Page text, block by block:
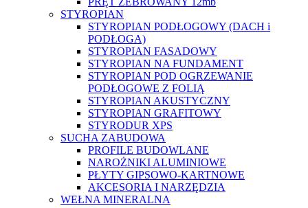
STYROPIAN
STYROPIAN PODŁOGOWY (DACH i
PODŁOGA)
STYROPIAN FASADOWY
STYROPIAN NA FUNDAMENT
STYROPIAN POD OGRZEWANIE
PODŁOGOWE Z FOLIĄ
STYROPIAN AKUSTYCZNY
STYROPIAN GRAFITOWY
STYRODUR XPS
SUCHA ZABUDOWA
PROFILE BUDOWLANE
NAROŻNIKI ALUMINIOWE
PŁYTY GIPSOWO-KARTNOWE
AKCESORIA I NARZĘDZIA
WEŁNA MINERALNA